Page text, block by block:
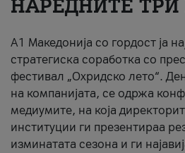
НАРЕДНИТЕ
A1 Македонија со гордост ја
стратегиска соработка со
фестивал „Охридско лето“.
на компанијата, се одржа
медиумите, на која
институции ги презентираа
изминатата сезона и ги